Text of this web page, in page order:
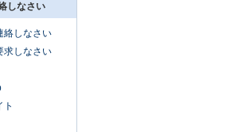
しなさい
絡しなさい
求しなさい
ト